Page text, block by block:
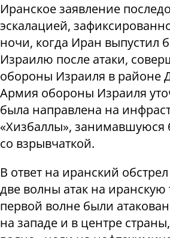
Иранское заявление
эскалацией,
ночи, когда Иран выпустил
Израилю после атаки,
обороны Израиля в районе
Армия обороны Израиля
была направлена ​​на
«Хизбаллы», занимавшуюся
со взрывчаткой.
В ответ на иранский
две волны атак на
первой волне были
на западе и в центре